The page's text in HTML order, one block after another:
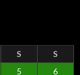
S
S
5
6